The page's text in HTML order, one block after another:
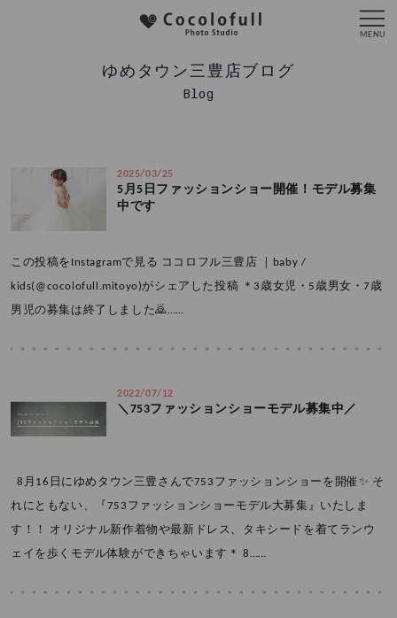
ゆめタウン三豊店ブログ
Blog
2025/03/25
5月5日ファッションショー開催！モデル募集
中です
この投稿をInstagramで見る ココロフル三豊店 ｜baby /
kids(@cocolofull.mitoyo)がシェアした投稿 ＊3歳女児・5歳男女・7歳
男児の募集は終了しました🙇……
2022/07/12
＼753ファッションショーモデル募集中／
8月16日にゆめタウン三豊さんで753ファッションショーを開催✨ そ
れにともない、『753ファッションショーモデル大募集』いたしま
す！！ オリジナル新作着物や最新ドレス、タキシードを着てランウ
ェイを歩くモデル体験ができちゃいます＊ 8……